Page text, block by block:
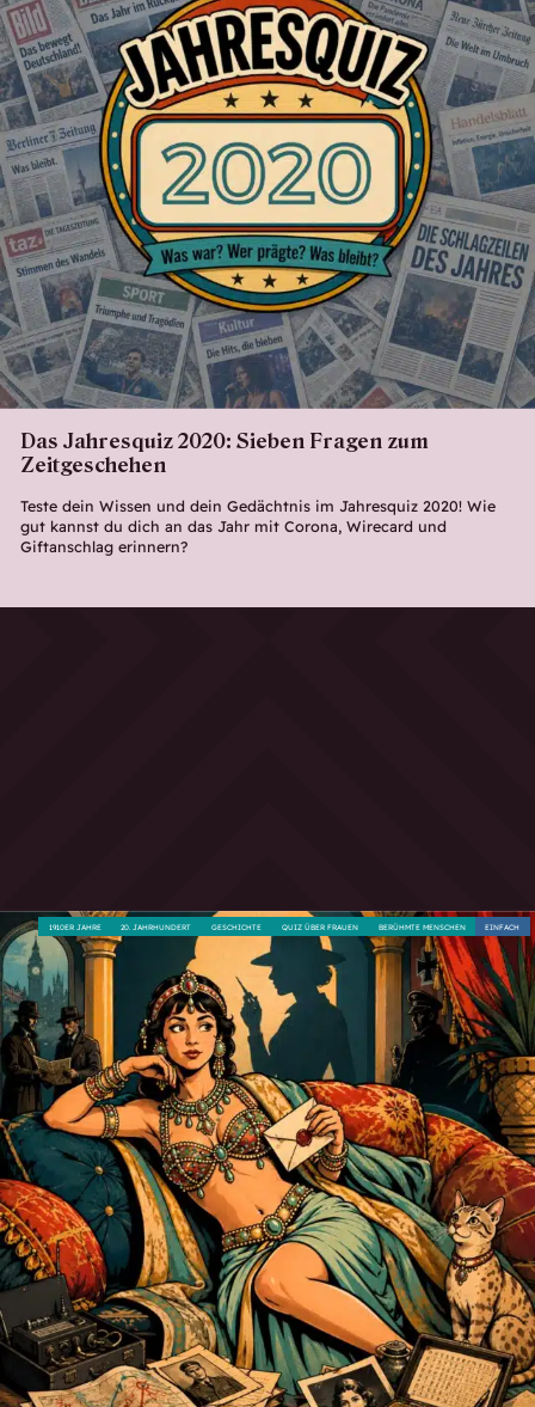
Das Jahresquiz 2020: Sieben Fragen zum
Zeitgeschehen
Teste dein Wissen und dein Gedächtnis im Jahresquiz 2020! Wie
gut kannst du dich an das Jahr mit Corona, Wirecard und
Giftanschlag erinnern?
EINFACH
BERÜHMTE MENSCHEN
QUIZ ÜBER FRAUEN
GESCHICHTE
20. JAHRHUNDERT
1910ER JAHRE